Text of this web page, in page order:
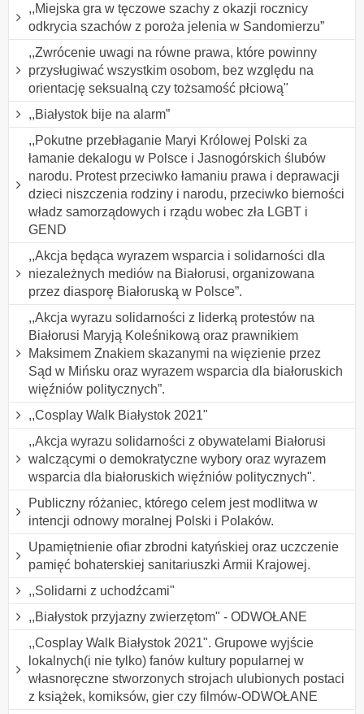
,,Miejska gra w tęczowe szachy z okazji rocznicy
odkrycia szachów z poroża jelenia w Sandomierzu”
,,Zwrócenie uwagi na równe prawa, które powinny
przysługiwać wszystkim osobom, bez względu na
orientację seksualną czy tożsamość płciową"
,,Białystok bije na alarm”
,,Pokutne przebłaganie Maryi Królowej Polski za
łamanie dekalogu w Polsce i Jasnogórskich ślubów
narodu. Protest przeciwko łamaniu prawa i deprawacji
dzieci niszczenia rodziny i narodu, przeciwko bierności
władz samorządowych i rządu wobec zła LGBT i
GEND
,,Akcja będąca wyrazem wsparcia i solidarności dla
niezależnych mediów na Białorusi, organizowana
przez diasporę Białoruską w Polsce”.
,,Akcja wyrazu solidarności z liderką protestów na
Białorusi Maryją Koleśnikową oraz prawnikiem
Maksimem Znakiem skazanymi na więzienie przez
Sąd w Mińsku oraz wyrazem wsparcia dla białoruskich
więźniów politycznych”.
,,Cosplay Walk Białystok 2021"
,,Akcja wyrazu solidarności z obywatelami Białorusi
walczącymi o demokratyczne wybory oraz wyrazem
wsparcia dla białoruskich więźniów politycznych".
Publiczny różaniec, którego celem jest modlitwa w
intencji odnowy moralnej Polski i Polaków.
Upamiętnienie ofiar zbrodni katyńskiej oraz uczczenie
pamięć bohaterskiej sanitariuszki Armii Krajowej.
,,Solidarni z uchodźcami"
,,Białystok przyjazny zwierzętom" - ODWOŁANE
,,Cosplay Walk Białystok 2021". Grupowe wyjście
lokalnych(i nie tylko) fanów kultury popularnej w
własnoręczne stworzonych strojach ulubionych postaci
z książek, komiksów, gier czy filmów-ODWOŁANE